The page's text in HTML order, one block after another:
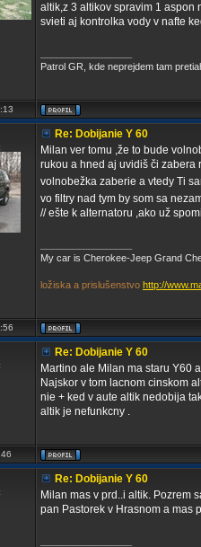
altik,z 3 altikov spravim 1 aspon
svieti aj kontrolka vody v nafte
Patrol GR, kde neprejdem tam
Re: Dobijanie Y 60
Milan ver tomu ,že to bude
rukou a hned aj uvidiš či zabera
volnobežka zaberie a vtedy Ti
vo filtry nad tym by som sa
// ešte k alternatoru ,ako už
My car is Cherokee-Jeep Grand
ložiska a prislušenstvo http://
Re: Dobijanie Y 60
Martino ale Milan ma staru Y60
Najskor v tom lacnom cinskom
nie + ked v aute altik nedobija
altik je nefunkcny .
Re: Dobijanie Y 60
Milan mas v prd..i altik. Pozrem
pan Pastorek v Hrasnom a mas